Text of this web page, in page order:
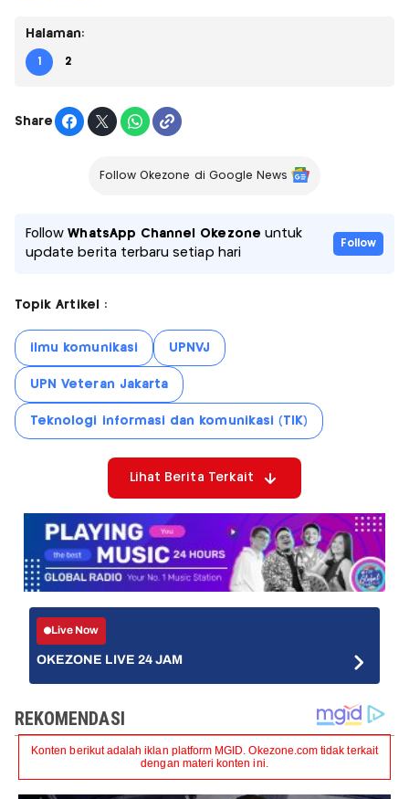
Halaman:
1 2
Share
Follow Okezone di Google News
FollowWhatsApp Channel Okezone untuk
update berita terbaru setiap hari
Follow
Topik Artikel :
ilmu komunikasi UPNVJ
UPN Veteran Jakarta
Teknologi informasi dan komunikasi (TIK)
Lihat Berita Terkait
Live Now
OKEZONE LIVE 24 JAM